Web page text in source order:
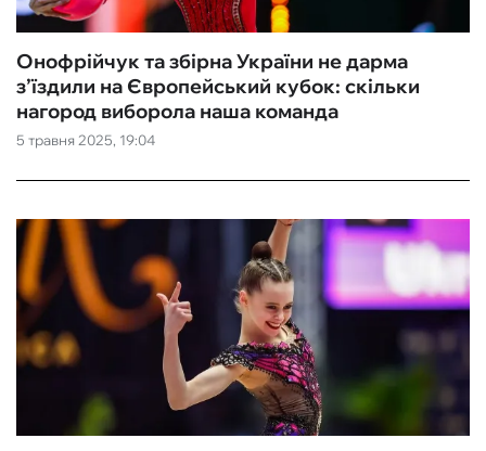
5 травня 2025, 19:04
Онофрійчук та збірна України не дарма
з’їздили на Європейський кубок: скільки
нагород виборола наша команда